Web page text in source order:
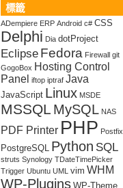
標籤
ADempiere ERP Android c# CSS
Delphi Dia dotProject
Eclipse Fedora Firewall git
GogoBox Hosting Control
Panel iftop iptraf Java
JavaScript Linux MSDE
MSSQL MySQL NAS
PDF Printer PHP Postfix
PostgreSQL Python SQL
struts Synology TDateTimePicker
Trigger Ubuntu UML vim WHM
WP-Plugins WP-Theme